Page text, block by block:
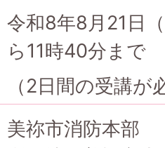
令和8年8月21日
ら11時40分まで
（2日間の受講が
美祢市消防本部